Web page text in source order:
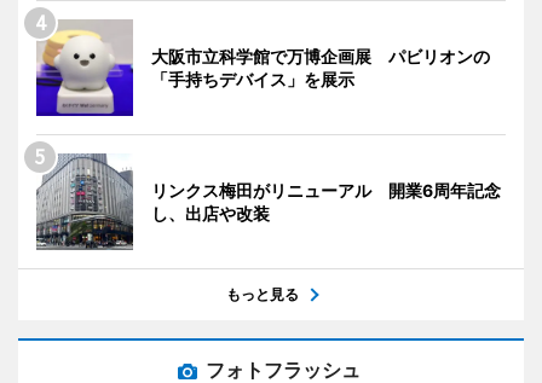
大阪市立科学館で万博企画展 パビリオンの
「手持ちデバイス」を展示
リンクス梅田がリニューアル 開業6周年記念
し、出店や改装
もっと見る
フォトフラッシュ